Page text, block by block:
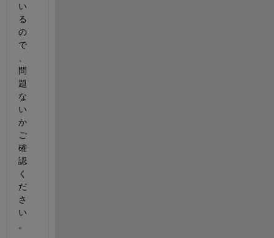
い
る
の
で
問
題
な
い
か
ご
確
認
く
だ
さ
い
。